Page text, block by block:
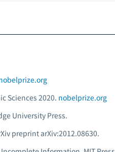
Sciences 2020. nobelprize.org
University Press.
preprint arXiv:2012.08630.